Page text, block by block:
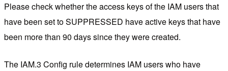
Please check whether the access keys of the IAM users that
have been set to SUPPRESSED have active keys that have
been more than 90 days since they were created.
The IAM.3 Config rule determines IAM users who have